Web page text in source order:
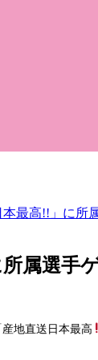
本最高!!」に
所属選
地直送日本最高